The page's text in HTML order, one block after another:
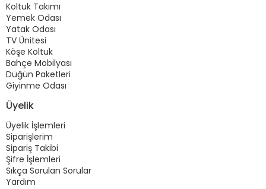
Koltuk Takımı
Yemek Odası
Yatak Odası
TV Ünitesi
Köşe Koltuk
Bahçe Mobilyası
Düğün Paketleri
Giyinme Odası
Üyelik
Üyelik İşlemleri
Siparişlerim
Sipariş Takibi
Şifre İşlemleri
Sıkça Sorulan Sorular
Yardım